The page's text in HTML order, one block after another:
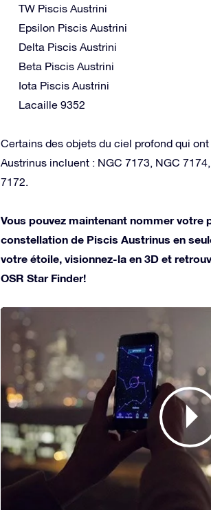
TW Piscis Austrini
Epsilon Piscis Austrini
Delta Piscis Austrini
Beta Piscis Austrini
Iota Piscis Austrini
Lacaille 9352
Certains des objets du ciel profond qui
Austrinus incluent : NGC 7173, NGC
7172.
Vous pouvez maintenant nommer votre
constellation de Piscis Austrinus en
votre étoile, visionnez-la en 3D et
OSR Star Finder!